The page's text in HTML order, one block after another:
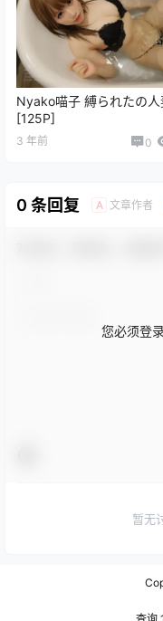
Nyako喵子 縛られたの人
[125P]
3 年前 0
0 条回复 A 文章作者
您必须登
暂无